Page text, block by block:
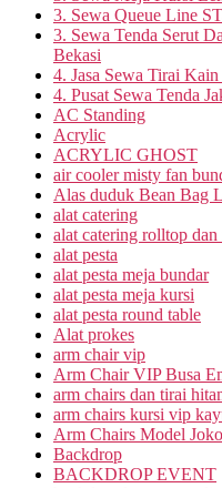
3. Sewa Queue Line
3. Sewa Tenda Serut
Bekasi
4. Jasa Sewa Tirai
4. Pusat Sewa Tenda
AC Standing
Acrylic
ACRYLIC GHOST
air cooler misty fan
Alas duduk Bean Bag
alat catering
alat catering rolltop dan
alat pesta
alat pesta meja bundar
alat pesta meja kursi
alat pesta round table
Alat prokes
arm chair vip
Arm Chair VIP Busa
arm chairs dan tirai
arm chairs kursi vip
Arm Chairs Model
Backdrop
BACKDROP EVENT